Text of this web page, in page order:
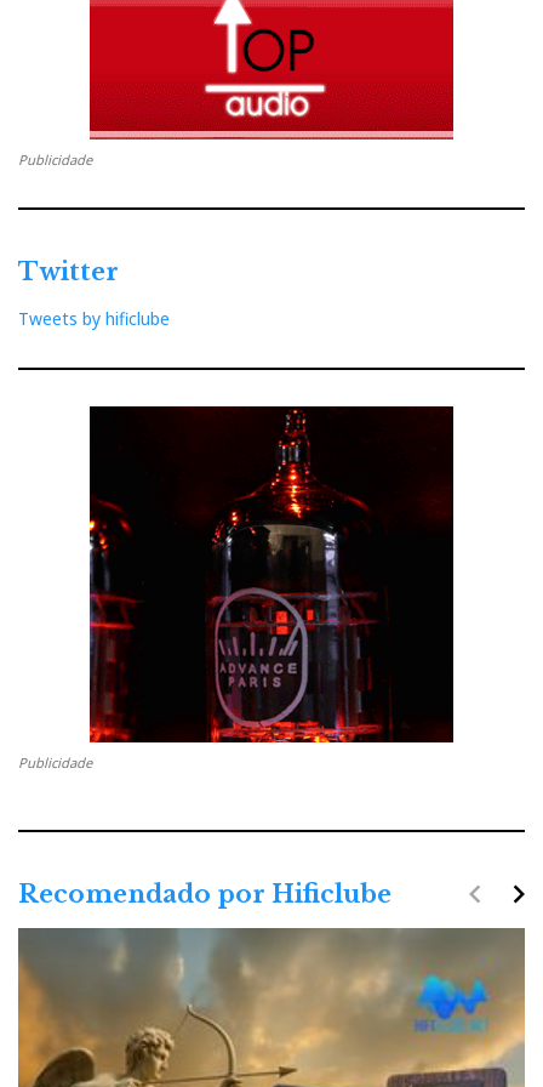
Publicidade
Twitter
Tweets by hificlube
Publicidade
Recomendado por Hificlube navigate_next
navigate_before